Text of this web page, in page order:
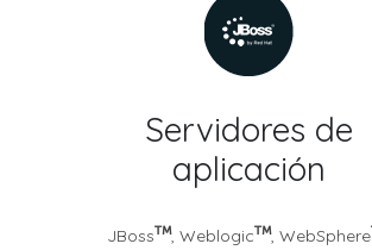
Servidores de
aplicación
JBoss , Weblogic , WebSphere